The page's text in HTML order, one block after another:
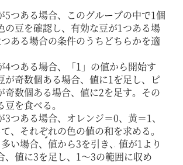
5つある場合、このグループの中で1個
の豆を確認し、有効な豆が1つある場
ある場合の条件のうちどちらかを適
4つある場合、「1」の値から開始す
が奇数個ある場合、値に1を足し、ピ
奇数個ある場合、値に2を足す。その
を食べる。
3つある場合、オレンジ＝0、黄＝1、
、それぞれの色の値の和を求める。
い場合、値から3を引き、値が1より
、値に3を足し、1～3の範囲に収め